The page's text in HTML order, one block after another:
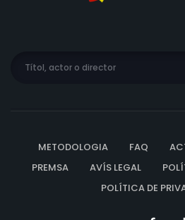
METODOLOGIA FAQ
PREMSA
AVÍS LEGAL
POLÍTICA DE